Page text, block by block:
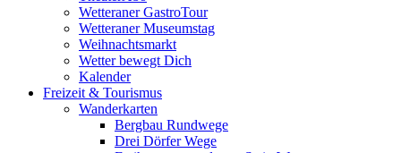
Wetteraner GastroTour
Wetteraner Museumstag
Weihnachtsmarkt
Wetter bewegt Dich
Kalender
Freizeit & Tourismus
Wanderkarten
Bergbau Rundwege
Drei Dörfer Wege